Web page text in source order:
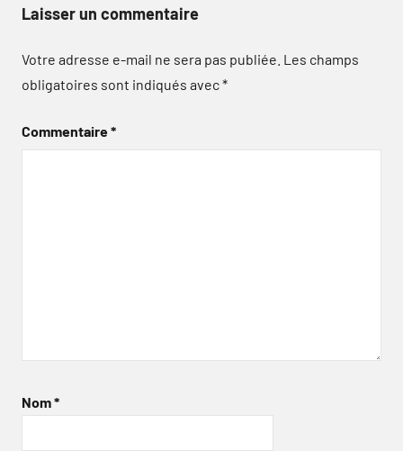
Laisser un commentaire
Votre adresse e-mail ne sera pas publiée. Les champs
obligatoires sont indiqués avec*
Commentaire*
Nom*